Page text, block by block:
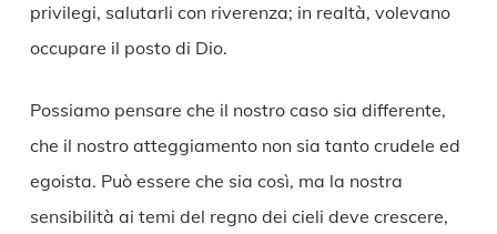
privilegi, salutarli con riverenza; in realtà, volevano
occupare il posto di Dio.
Possiamo pensare che il nostro caso sia differente,
che il nostro atteggiamento non sia tanto crudele ed
egoista. Può essere che sia così, ma la nostra
sensibilità ai temi del regno dei cieli deve crescere,